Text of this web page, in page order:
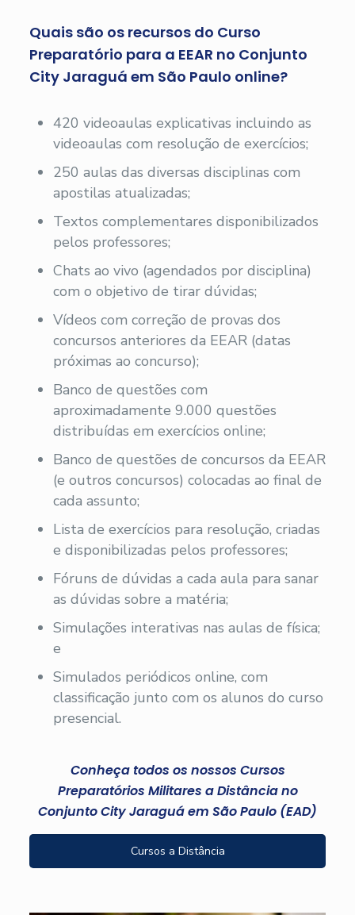
Quais são os recursos do Curso
Preparatório para a EEAR no Conjunto
City Jaraguá em São Paulo online?
420 videoaulas explicativas incluindo as
videoaulas com resolução de exercícios;
250 aulas das diversas disciplinas com
apostilas atualizadas;
Textos complementares disponibilizados
pelos professores;
Chats ao vivo (agendados por disciplina)
com o objetivo de tirar dúvidas;
Vídeos com correção de provas dos
concursos anteriores da EEAR (datas
próximas ao concurso);
Banco de questões com
aproximadamente 9.000 questões
distribuídas em exercícios online;
Banco de questões de concursos da EEAR
(e outros concursos) colocadas ao final de
cada assunto;
Lista de exercícios para resolução, criadas
e disponibilizadas pelos professores;
Fóruns de dúvidas a cada aula para sanar
as dúvidas sobre a matéria;
Simulações interativas nas aulas de física;
e
Simulados periódicos online, com
classificação junto com os alunos do curso
presencial.
Conheça todos os nossos Cursos
Preparatórios Militares a Distância no
Conjunto City Jaraguá em São Paulo (EAD)
Cursos a Distância